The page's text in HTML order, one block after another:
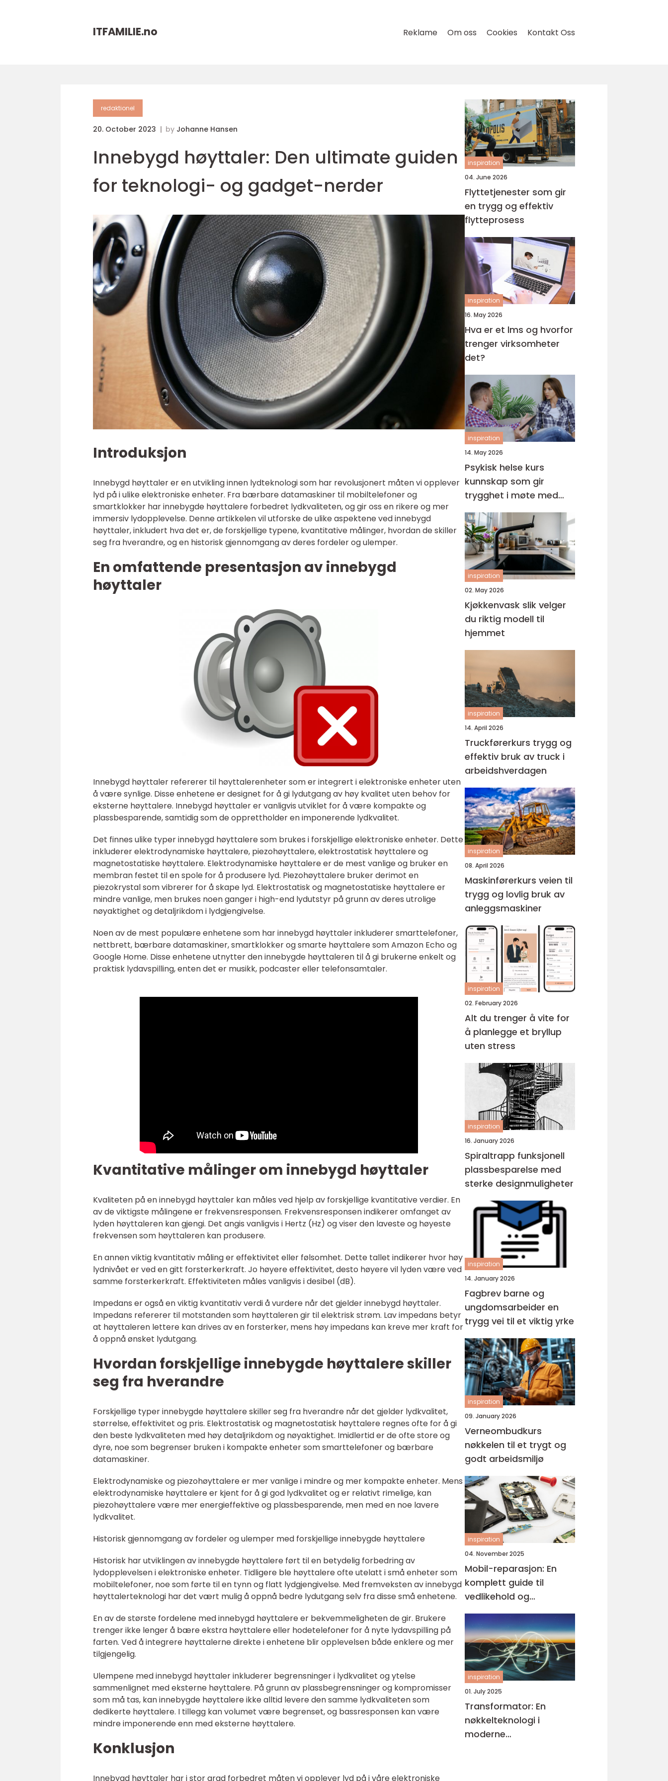
ITFAMILIE.no Reklame Om oss Cookies Kontakt Oss
redaktionel
20. October 2023 by Johanne Hansen
Innebygd høyttaler: Den ultimate guiden
for teknologi- og gadget-nerder
Introduksjon
Innebygd høyttaler er en utvikling innen lydteknologi som har revolusjonert måten vi opplever
lyd på i ulike elektroniske enheter. Fra bærbare datamaskiner til mobiltelefoner og
smartklokker har innebygde høyttalere forbedret lydkvaliteten, og gir oss en rikere og mer
immersiv lydopplevelse. Denne artikkelen vil utforske de ulike aspektene ved innebygd
høyttaler, inkludert hva det er, de forskjellige typene, kvantitative målinger, hvordan de skiller
seg fra hverandre, og en historisk gjennomgang av deres fordeler og ulemper.
En omfattende presentasjon av innebygd
høyttaler
Innebygd høyttaler refererer til høyttalerenheter som er integrert i elektroniske enheter uten
å være synlige. Disse enhetene er designet for å gi lydutgang av høy kvalitet uten behov for
eksterne høyttalere. Innebygd høyttaler er vanligvis utviklet for å være kompakte og
plassbesparende, samtidig som de opprettholder en imponerende lydkvalitet.
Det finnes ulike typer innebygd høyttalere som brukes i forskjellige elektroniske enheter. Dette
inkluderer elektrodynamiske høyttalere, piezohøyttalere, elektrostatisk høyttalere og
magnetostatiske høyttalere. Elektrodynamiske høyttalere er de mest vanlige og bruker en
membran festet til en spole for å produsere lyd. Piezohøyttalere bruker derimot en
piezokrystal som vibrerer for å skape lyd. Elektrostatisk og magnetostatiske høyttalere er
mindre vanlige, men brukes noen ganger i high-end lydutstyr på grunn av deres utrolige
nøyaktighet og detaljrikdom i lydgjengivelse.
Noen av de mest populære enhetene som har innebygd høyttaler inkluderer smarttelefoner,
nettbrett, bærbare datamaskiner, smartklokker og smarte høyttalere som Amazon Echo og
Google Home. Disse enhetene utnytter den innebygde høyttaleren til å gi brukerne enkelt og
praktisk lydavspilling, enten det er musikk, podcaster eller telefonsamtaler.
Kvantitative målinger om innebygd høyttaler
Kvaliteten på en innebygd høyttaler kan måles ved hjelp av forskjellige kvantitative verdier. En
av de viktigste målingene er frekvensresponsen. Frekvensresponsen indikerer omfanget av
lyden høyttaleren kan gjengi. Det angis vanligvis i Hertz (Hz) og viser den laveste og høyeste
frekvensen som høyttaleren kan produsere.
En annen viktig kvantitativ måling er effektivitet eller følsomhet. Dette tallet indikerer hvor høy
lydnivået er ved en gitt forsterkerkraft. Jo høyere effektivitet, desto høyere vil lyden være ved
samme forsterkerkraft. Effektiviteten måles vanligvis i desibel (dB).
Impedans er også en viktig kvantitativ verdi å vurdere når det gjelder innebygd høyttaler.
Impedans refererer til motstanden som høyttaleren gir til elektrisk strøm. Lav impedans betyr
at høyttaleren lettere kan drives av en forsterker, mens høy impedans kan kreve mer kraft for
å oppnå ønsket lydutgang.
Hvordan forskjellige innebygde høyttalere skiller
seg fra hverandre
Forskjellige typer innebygde høyttalere skiller seg fra hverandre når det gjelder lydkvalitet,
størrelse, effektivitet og pris. Elektrostatisk og magnetostatisk høyttalere regnes ofte for å gi
den beste lydkvaliteten med høy detaljrikdom og nøyaktighet. Imidlertid er de ofte store og
dyre, noe som begrenser bruken i kompakte enheter som smarttelefoner og bærbare
datamaskiner.
Elektrodynamiske og piezohøyttalere er mer vanlige i mindre og mer kompakte enheter. Mens
elektrodynamiske høyttalere er kjent for å gi god lydkvalitet og er relativt rimelige, kan
piezohøyttalere være mer energieffektive og plassbesparende, men med en noe lavere
lydkvalitet.
Historisk gjennomgang av fordeler og ulemper med forskjellige innebygde høyttalere
Historisk har utviklingen av innebygde høyttalere ført til en betydelig forbedring av
lydopplevelsen i elektroniske enheter. Tidligere ble høyttalere ofte utelatt i små enheter som
mobiltelefoner, noe som førte til en tynn og flatt lydgjengivelse. Med fremveksten av innebygd
høyttalerteknologi har det vært mulig å oppnå bedre lydutgang selv fra disse små enhetene.
En av de største fordelene med innebygd høyttalere er bekvemmeligheten de gir. Brukere
trenger ikke lenger å bære ekstra høyttalere eller hodetelefoner for å nyte lydavspilling på
farten. Ved å integrere høyttalerne direkte i enhetene blir opplevelsen både enklere og mer
tilgjengelig.
Ulempene med innebygd høyttaler inkluderer begrensninger i lydkvalitet og ytelse
sammenlignet med eksterne høyttalere. På grunn av plassbegrensninger og kompromisser
som må tas, kan innebygde høyttalere ikke alltid levere den samme lydkvaliteten som
dedikerte høyttalere. I tillegg kan volumet være begrenset, og bassresponsen kan være
mindre imponerende enn med eksterne høyttalere.
Konklusjon
Innebygd høyttaler har i stor grad forbedret måten vi opplever lyd på i våre elektroniske
inspiration
04. June 2026
Flyttetjenester som gir
en trygg og effektiv
flytteprosess
inspiration
16. May 2026
Hva er et lms og hvorfor
trenger virksomheter
det?
inspiration
14. May 2026
Psykisk helse kurs
kunnskap som gir
trygghet i møte med
barn og unge
inspiration
02. May 2026
Kjøkkenvask slik velger
du riktig modell til
hjemmet
inspiration
14. April 2026
Truckførerkurs trygg og
effektiv bruk av truck i
arbeidshverdagen
inspiration
08. April 2026
Maskinførerkurs veien til
trygg og lovlig bruk av
anleggsmaskiner
inspiration
02. February 2026
Alt du trenger å vite for
å planlegge et bryllup
uten stress
inspiration
16. January 2026
Spiraltrapp funksjonell
plassbesparelse med
sterke designmuligheter
inspiration
14. January 2026
Fagbrev barne og
ungdomsarbeider en
trygg vei til et viktig yrke
inspiration
09. January 2026
Verneombudkurs
nøkkelen til et trygt og
godt arbeidsmiljø
inspiration
04. November 2025
Mobil-reparasjon: En
komplett guide til
vedlikehold og
reparasjon
inspiration
01. July 2025
Transformator: En
nøkkelteknologi i
moderne